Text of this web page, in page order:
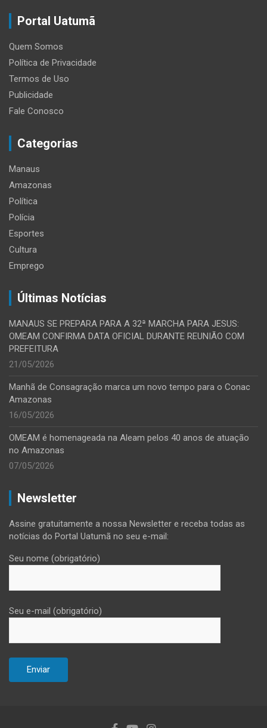
Portal Uatumã
Quem Somos
Política de Privacidade
Termos de Uso
Publicidade
Fale Conosco
Categorias
Manaus
Amazonas
Política
Polícia
Esportes
Cultura
Emprego
Últimas Notícias
MANAUS SE PREPARA PARA A 32ª MARCHA PARA JESUS:
OMEAM CONFIRMA DATA OFICIAL DURANTE REUNIÃO COM
PREFEITURA
21/05/2026
Manhã de Consagração marca um novo tempo para o Conac
Amazonas
16/05/2026
OMEAM é homenageada na Aleam pelos 40 anos de atuação
no Amazonas
07/05/2026
Newsletter
Assine gratuitamente a nossa Newsletter e receba todas as
notícias do Portal Uatumã no seu e-mail:
Seu nome (obrigatório)
Seu e-mail (obrigatório)